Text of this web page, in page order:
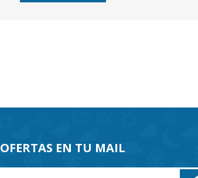
OFERTAS EN TU MAIL